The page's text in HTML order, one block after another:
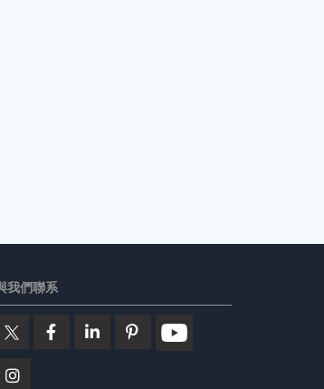
我們聯系